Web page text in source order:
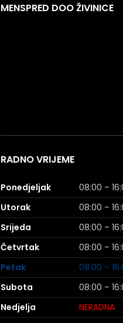
MENSPRED DOO ŽIVINICE
RADNO VRIJEME
Ponedjeljak
08:00 –
Utorak
08:00 –
Srijeda
08:00 –
Četvrtak
08:00 –
Petak
08:00 –
Subota
08:00 –
Nedjelja
NERADNA